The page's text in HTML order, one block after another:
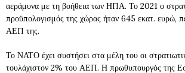
αεράμυνα με τη βοήθεια των ΗΠΑ. Το 2021 ο
προϋπολογισμός της χώρας ήταν 645 εκατ. ευρώ,
ΑΕΠ της.
Το ΝΑΤΟ έχει συστήσει στα μέλη του οι
τουλάχιστον 2% του ΑΕΠ. Η πρωθυπουργός της